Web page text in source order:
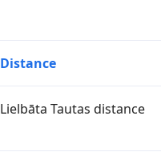
Distance
Lielbāta Tautas distance